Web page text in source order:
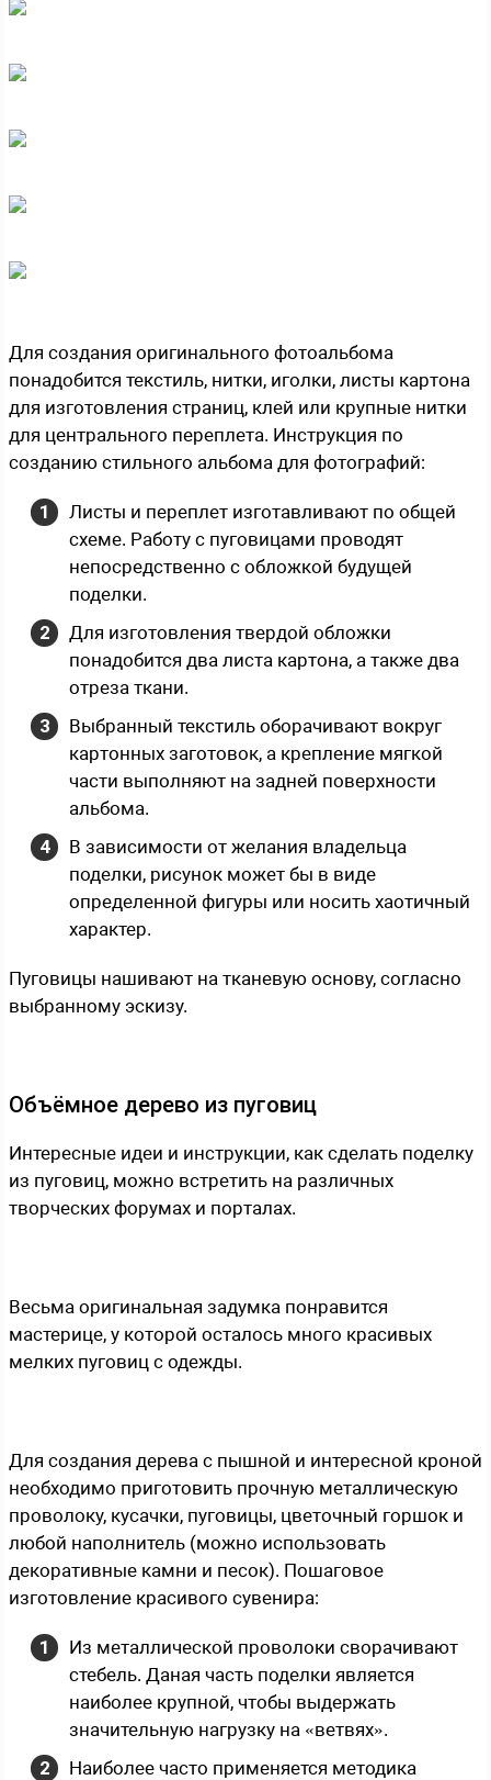
Для создания оригинального фотоальбома
понадобится текстиль, нитки, иголки, листы картона
для изготовления страниц, клей или крупные нитки
для центрального переплета. Инструкция по
созданию стильного альбома для фотографий:
Листы и переплет изготавливают по общей
схеме. Работу с пуговицами проводят
непосредственно с обложкой будущей
поделки.
Для изготовления твердой обложки
понадобится два листа картона, а также два
отреза ткани.
Выбранный текстиль оборачивают вокруг
картонных заготовок, а крепление мягкой
части выполняют на задней поверхности
альбома.
В зависимости от желания владельца
поделки, рисунок может бы в виде
определенной фигуры или носить хаотичный
характер.
Пуговицы нашивают на тканевую основу, согласно
выбранному эскизу.
Объёмное дерево из пуговиц
Интересные идеи и инструкции, как сделать поделку
из пуговиц, можно встретить на различных
творческих форумах и порталах.
Весьма оригинальная задумка понравится
мастерице, у которой осталось много красивых
мелких пуговиц с одежды.
Для создания дерева с пышной и интересной кроной
необходимо приготовить прочную металлическую
проволоку, кусачки, пуговицы, цветочный горшок и
любой наполнитель (можно использовать
декоративные камни и песок). Пошаговое
изготовление красивого сувенира:
Из металлической проволоки сворачивают
стебель. Даная часть поделки является
наиболее крупной, чтобы выдержать
значительную нагрузку на «ветвях».
Наиболее часто применяется методика